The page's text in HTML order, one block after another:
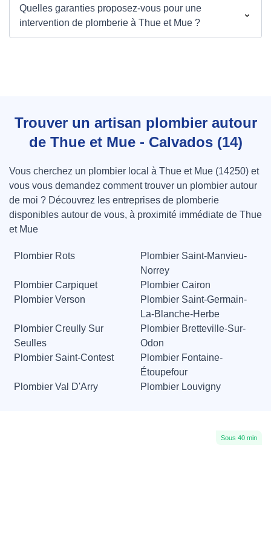
Quelles garanties proposez-vous pour une
intervention de plomberie à Thue et Mue ?
Trouver un artisan plombier autour
de Thue et Mue - Calvados (14)
Vous cherchez un plombier local à Thue et Mue (14250) et
vous vous demandez comment trouver un plombier autour
de moi ? Découvrez les entreprises de plomberie
disponibles autour de vous, à proximité immédiate de Thue
et Mue
Plombier Rots
Plombier Saint-Manvieu-
Norrey
Plombier Carpiquet
Plombier Cairon
Plombier Verson
Plombier Saint-Germain-
La-Blanche-Herbe
Plombier Creully Sur
Seulles
Plombier Bretteville-Sur-
Odon
Plombier Saint-Contest
Plombier Fontaine-
Étoupefour
Plombier Val D'Arry
Plombier Louvigny
Sous 40 min